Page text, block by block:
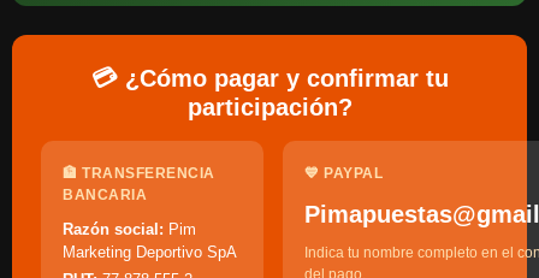
💳 ¿Cómo pagar y confirmar tu
participación?
🏦 TRANSFERENCIA
BANCARIA
Razón social: Pim
Marketing Deportivo SpA
💙 PAYPAL
Indica tu nombre completo en el